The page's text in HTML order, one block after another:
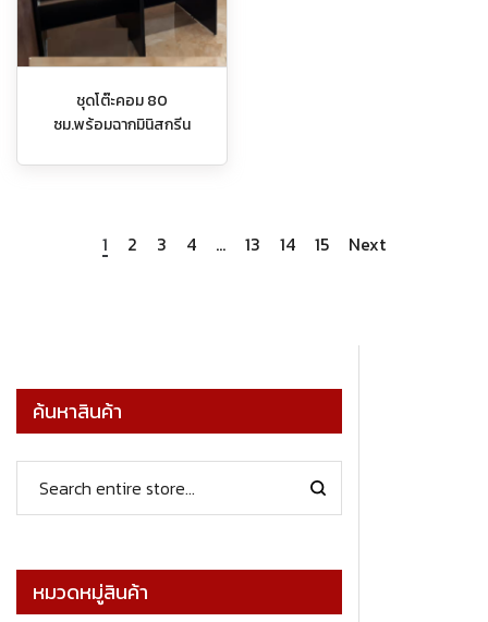
ชุดโต๊ะคอม 80
ซม.พร้อมฉากมินิสกรีน
1 2 3 4 … 13 14 15 Next
ค้นหาสินค้า
หมวดหมู่สินค้า